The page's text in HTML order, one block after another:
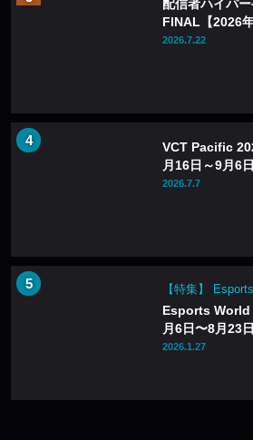
配信者ハイパ
FINAL【2026
2026.7.22
VCT Pacific
月16日～9月6日
2026.7.7
【特集】
Esports World
月6日〜8月23日
2026.1.27